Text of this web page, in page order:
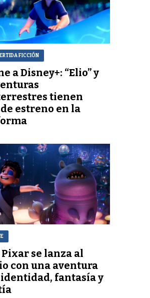
FICCIÓN
a Disney+: “Elio” y
tienen
estreno en la
Pixar se lanza al
con una aventura
fantasía y